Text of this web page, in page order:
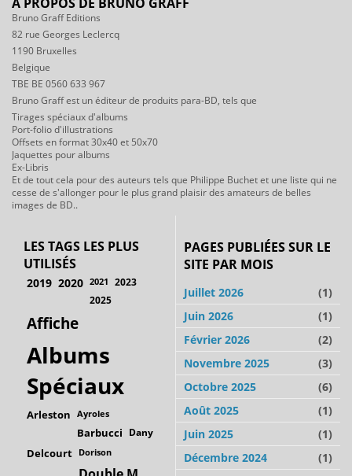
Bruno Graff Editions
82 rue Georges Leclercq
1190 Bruxelles
Belgique
TBE BE 0560 633 967
Bruno Graff est un éditeur de produits para-BD, tels que
Tirages spéciaux d'albums
Port-folio d'illustrations
Offsets en format 30x40 et 50x70
Jaquettes pour albums
Ex-Libris
Et de tout cela pour des auteurs tels que Philippe Buchet et une liste qui ne
cesse de s'allonger pour le plus grand plaisir des amateurs de belles
images de BD..
LES TAGS LES PLUS
UTILISÉS
2019 2020 2021 2023
2025
Affiche
Albums
Spéciaux
Arleston Ayroles
Barbucci Dany
Delcourt Dorison
PAGES PUBLIÉES SUR LE
SITE PAR MOIS
Juillet 2026
(1)
Juin 2026
(1)
Février 2026
(2)
Novembre 2025
(3)
Octobre 2025
(6)
Août 2025
(1)
Juin 2025
(1)
Décembre 2024
(1)